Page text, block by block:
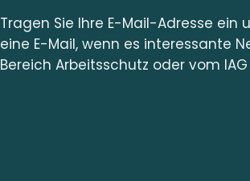
Tragen Sie Ihre E-Mail-Adresse ein
eine E-Mail, wenn es interessante
Bereich Arbeitsschutz oder vom